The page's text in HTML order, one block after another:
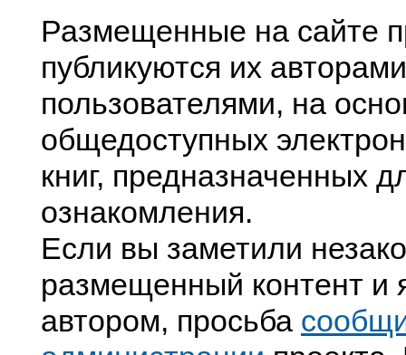
Размещенные на сайте
публикуются их
пользователями, на
общедоступных
книг, предназначенных
ознакомления.
Если вы заметили
размещенный контент и
автором, просьба